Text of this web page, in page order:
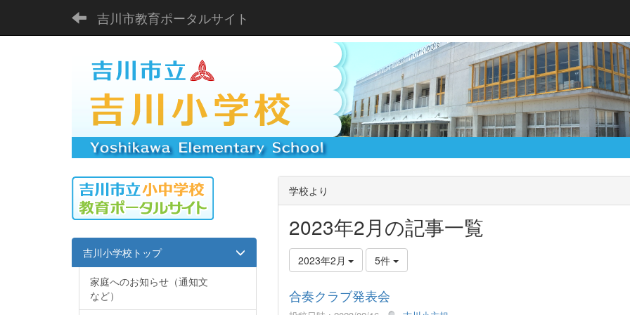
吉川市教育ポータルサイト
学校より
2023年2月の記事一覧
2023年2月 5件
合奏クラブ発表会
吉川小学校トップ
家庭へのお知らせ（通知文
など）